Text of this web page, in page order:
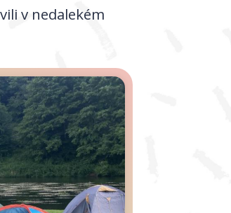
v nedalekém